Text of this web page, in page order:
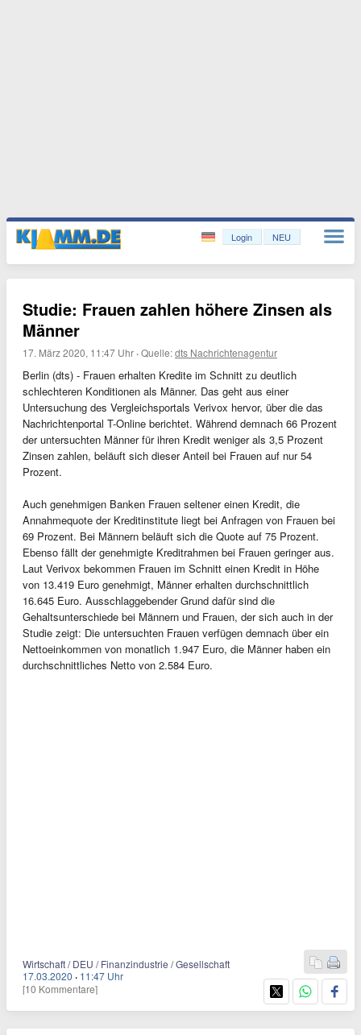
Login NEU
Studie: Frauen zahlen höhere Zinsen als
Männer
17. März 2020, 11:47 Uhr ·Quelle:dts Nachrichtenagentur
Berlin (dts) - Frauen erhalten Kredite im Schnitt zu deutlich
schlechteren Konditionen als Männer. Das geht aus einer
Untersuchung des Vergleichsportals Verivox hervor, über die das
Nachrichtenportal T-Online berichtet. Während demnach 66 Prozent
der untersuchten Männer für ihren Kredit weniger als 3,5 Prozent
Zinsen zahlen, beläuft sich dieser Anteil bei Frauen auf nur 54
Prozent.
Auch genehmigen Banken Frauen seltener einen Kredit, die
Annahmequote der Kreditinstitute liegt bei Anfragen von Frauen bei
69 Prozent. Bei Männern beläuft sich die Quote auf 75 Prozent.
Ebenso fällt der genehmigte Kreditrahmen bei Frauen geringer aus.
Laut Verivox bekommen Frauen im Schnitt einen Kredit in Höhe
von 13.419 Euro genehmigt, Männer erhalten durchschnittlich
16.645 Euro. Ausschlaggebender Grund dafür sind die
Gehaltsunterschiede bei Männern und Frauen, der sich auch in der
Studie zeigt: Die untersuchten Frauen verfügen demnach über ein
Nettoeinkommen von monatlich 1.947 Euro, die Männer haben ein
durchschnittliches Netto von 2.584 Euro.
Wirtschaft / DEU / Finanzindustrie / Gesellschaft
17.03.2020 · 11:47 Uhr
[10 Kommentare]